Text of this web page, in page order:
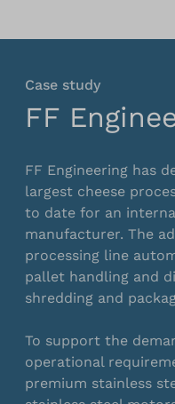
Case study
FF
FF Engineeringhas
largest cheese
to date for an
manufacturer. The
processing line
pallet handling and
shredding and
To support the
operational
premium stainless